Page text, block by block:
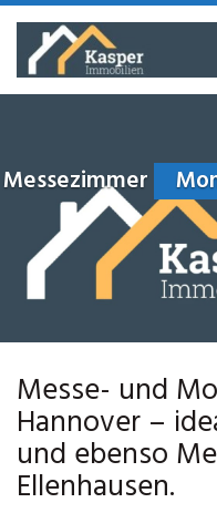
Skip
main
Messezimmer
Messe- und
Hannover –
und ebenso
Ellenhausen.